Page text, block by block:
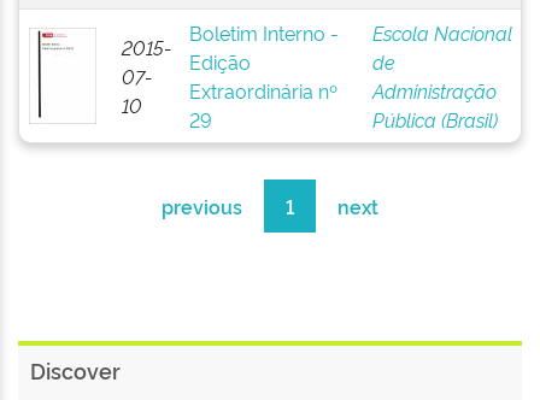
2015-
07-
10
Boletim Interno -
Edição
Extraordinária nº
29
Escola Nacional
de
Administração
Pública (Brasil)
previous 1 next
Discover